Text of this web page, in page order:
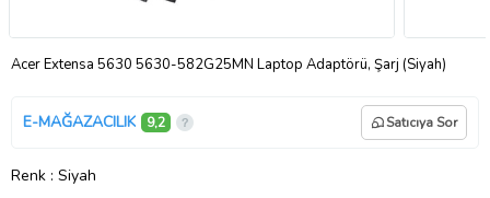
Acer Extensa 5630 5630-582G25MN Laptop Adaptörü, Şarj (Siyah)
E-MAĞAZACILIK 9,2 Satıcıya Sor
Renk : Siyah